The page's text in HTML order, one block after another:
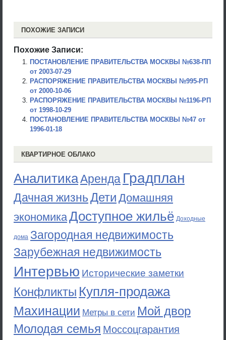
ПОХОЖИЕ ЗАПИСИ
Похожие Записи:
ПОСТАНОВЛЕНИЕ ПРАВИТЕЛЬСТВА МОСКВЫ №638-ПП
от 2003-07-29
РАСПОРЯЖЕНИЕ ПРАВИТЕЛЬСТВА МОСКВЫ №995-РП
от 2000-10-06
РАСПОРЯЖЕНИЕ ПРАВИТЕЛЬСТВА МОСКВЫ №1196-РП
от 1998-10-29
ПОСТАНОВЛЕНИЕ ПРАВИТЕЛЬСТВА МОСКВЫ №47 от
1996-01-18
КВАРТИРНОЕ ОБЛАКО
АналитикаАренда Градплан
Дачная жизньДети Домашняя
экономикаДоступное жильё Доходные
дома Загородная недвижимость
Зарубежная недвижимость
Интервью Исторические заметки
Конфликты Купля-продажа
Махинации Метры в сети Мой двор
Молодая семья Моссоцгарантия